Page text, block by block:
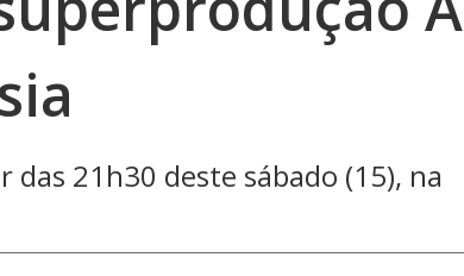
21h30 deste sábado (15), na